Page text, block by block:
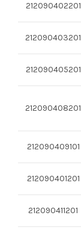
212090402201
212090403201
212090405201
212090408201
212090409101
212090401201
212090411201